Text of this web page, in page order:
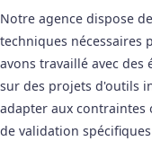
Notre agence dispose
techniques nécessaires
avons travaillé avec des
sur des projets d'outils
adapter aux contraintes
de validation